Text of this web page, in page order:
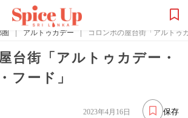
| アルトゥカデー | コロンボの屋台街「アルトゥ
台街「アルトゥカデー・
フード」
保存
2023年4月16日